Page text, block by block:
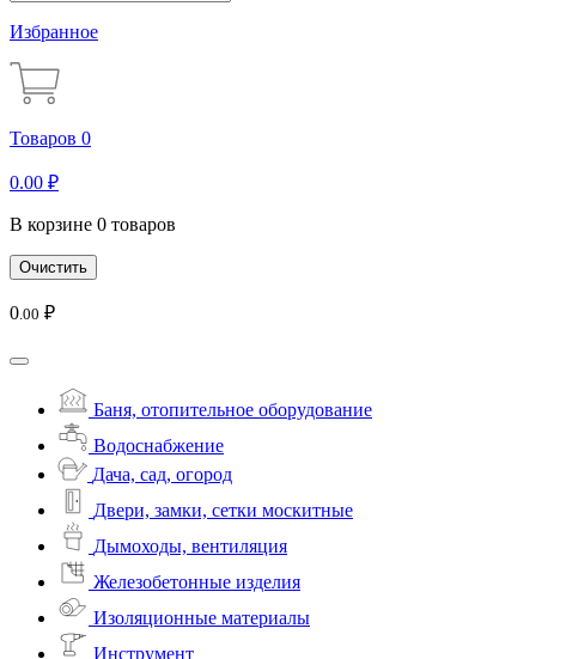
Избранное
Товаров 0
0.00 ₽
В корзине 0 товаров
Очистить
0 .00 ₽
Баня, отопительное оборудование
Водоснабжение
Дача, сад, огород
Двери, замки, сетки москитные
Дымоходы, вентиляция
Железобетонные изделия
Изоляционные материалы
Инструмент